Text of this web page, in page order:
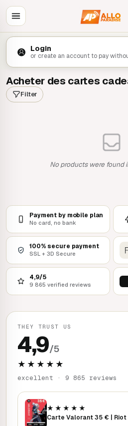
Login
or create an account to pay
Acheter des cartes
Filter
No products were found
Payment by mobile plan
No card, no bank
100% secure payment
SSL + 3D Secure
4,9/5
9 865 verified reviews
THEY TRUST US
4,9/5
★★★★★
excellent · 9 865 reviews
★★★★★
Carte Valorant 35 € | Riot